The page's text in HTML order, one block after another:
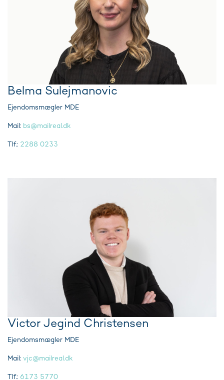
Belma Sulejmanovic
Ejendomsmægler MDE
Mail: bs@mailreal.dk
Tlf.: 2288 0233
Victor Jegind Christensen
Ejendomsmægler MDE
Mail: vjc@mailreal.dk
Tlf.: 6173 5770